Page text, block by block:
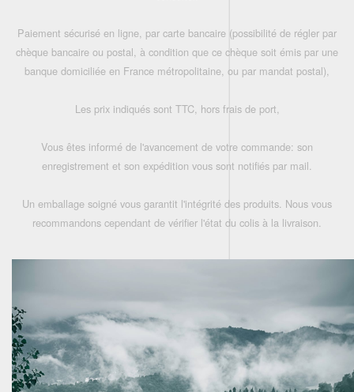
Paiement sécurisé en ligne, par carte bancaire (possibilité de régler par
chèque bancaire ou postal, à condition que ce chèque soit émis par une
banque domiciliée en France métropolitaine, ou par mandat postal),
Les prix indiqués sont TTC, hors frais de port,
Vous êtes informé de l'avancement de votre commande: son
enregistrement et son expédition vous sont notifiés par mail.
Un emballage soigné vous garantit l'intégrité des produits. Nous vous
recommandons cependant de vérifier l'état du colis à la livraison.